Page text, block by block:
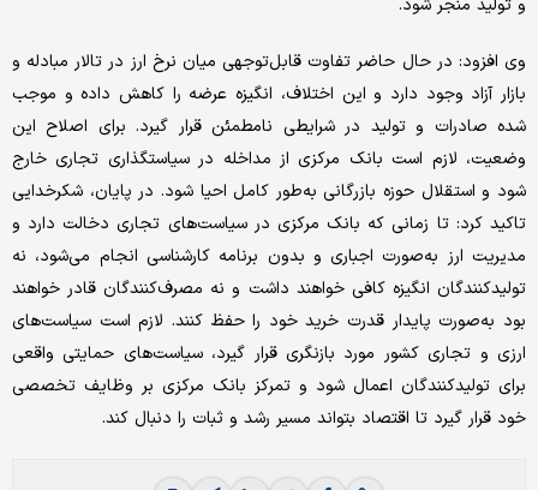
وی افزود: در حال حاضر تفاوت قابل‌توجهی میان نرخ ارز در تالار مبادله و
بازار آزاد وجود دارد و این اختلاف، انگیزه عرضه را کاهش داده و موجب
شده صادرات و تولید در شرایطی نامطمئن قرار گیرد. برای اصلاح این
وضعیت، لازم است بانک مرکزی از مداخله در سیاستگذاری تجاری خارج
شود و استقلال حوزه بازرگانی به‌طور کامل احیا شود. در پایان، شکرخدایی
تاکید کرد: تا زمانی که بانک مرکزی در سیاست‌های تجاری دخالت دارد و
مدیریت ارز به‌صورت اجباری و بدون برنامه کارشناسی انجام می‌شود، نه
تولیدکنندگان انگیزه کافی خواهند داشت و نه مصرف‌کنندگان قادر خواهند
بود به‌صورت پایدار قدرت خرید خود را حفظ کنند. لازم است سیاست‌های
ارزی و تجاری کشور مورد بازنگری قرار گیرد، سیاست‌های حمایتی واقعی
برای تولیدکنندگان اعمال شود و تمرکز بانک مرکزی بر وظایف تخصصی
خود قرار گیرد تا اقتصاد بتواند مسیر رشد و ثبات را دنبال کند.